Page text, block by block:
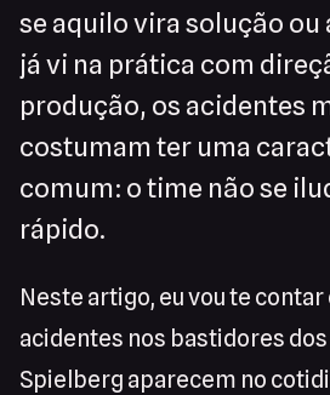
se aquilo vira solução ou
já vi na prática com
produção, os acidentes
costumam ter uma
comum: o time não se
rápido.
Neste artigo, eu vou te
acidentes nos bastidores
Spielberg aparecem no